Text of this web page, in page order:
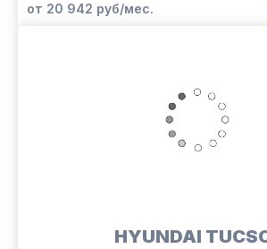
от 20 942 руб/мес.
HYUNDAI